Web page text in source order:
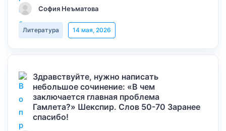
София Неъматова
Литература 14 мая, 2026
Здравствуйте, нужно написать
небольшое сочинение: «В чем
заключается главная проблема
Гамлета?» Шекспир. Слов 50-70 Заранее
спасибо!